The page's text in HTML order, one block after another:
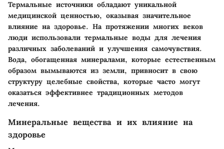
Термальные источники обладают уникальной
медицинской ценностью, оказывая значительное
влияние на здоровье. На протяжении многих веков
люди использовали термальные воды для лечения
различных заболеваний и улучшения самочувствия.
Вода, обогащенная минералами, которые естественным
образом вымываются из земли, привносит в свою
структуру целебные свойства, которые часто могут
оказаться эффективнее традиционных методов
лечения.
Минеральные вещества и их влияние на
здоровье